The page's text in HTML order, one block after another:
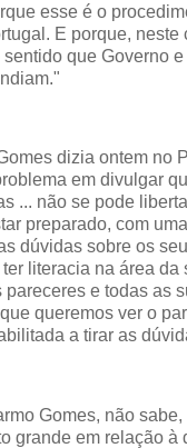
esse é o
E porque, neste
que Governo
dizia ontem no
em divulgar
... não se pode
preparado, com
dúvidas sobre os
literacia na área da
pareceres e todas as
queremos ver o
a tirar as
Gomes, não
grande em relação à